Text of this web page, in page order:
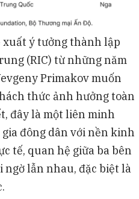
xuất ý tưởng thành lập
(RIC) từ những năm
Primakov muốn
thức ảnh hưởng toàn
đây là một liên minh
đông dân với nền kinh
tế, quan hệ giữa ba bên
lẫn nhau, đặc biệt là